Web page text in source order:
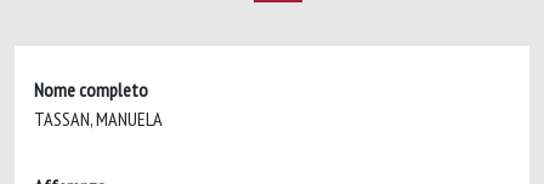
Nome completo
TASSAN, MANUELA